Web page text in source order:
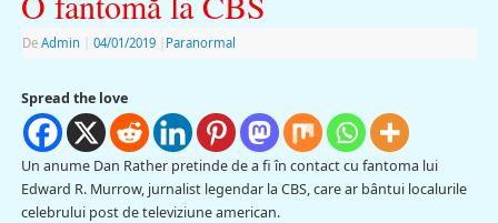
De Admin 04/01/2019 Paranormal
Spread the love
Un anume Dan Rather pretinde de a fi în contact cu fantoma lui
Edward R. Murrow, jurnalist legendar la CBS, care ar bântui localurile
celebrului post de televiziune american.